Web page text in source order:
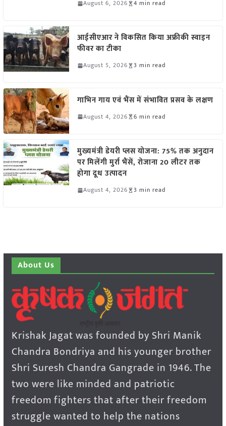
August 6, 2026 4 min read
आईसीएआर ने विकसित किया अफ्रीकी स्वाइन
फीवर का टीका
August 5, 2026 3 min read
गाभिन गाय एवं भैंस में संभावित प्रसव के लक्षण
August 4, 2026 6 min read
मुख्यमंत्री डेयरी प्लस योजना: 75% तक अनुदान
पर मिलेंगी मुर्रा भैंसें, रोजाना 20 लीटर तक
होगा दूध उत्पादन
August 4, 2026 3 min read
About Us
Krishak Jagat was founded by Shri Manik
Chandra Bondriya and his younger brother
Shri Suresh Chandra Gangrade in 1946. The
two were like minded and patriotic
freedom fighters that after their freedom
struggle wanted to help the nations